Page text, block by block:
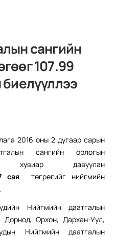
сангийн
107.99
2016 оны 2 дугаар сарын
сангийн орлогын
хувиар давуулан
сая
төгрөгийг нийгмийн
Нийгмийн даатгалын
Дорнод, Орхон, Дархан-Уул,
Нийгмийн даатгалын